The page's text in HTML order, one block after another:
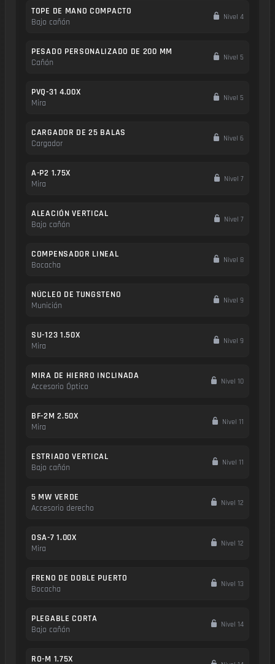
TOPE DE MANO COMPACTO
Bajo cañón
Nivel 4
PESADO PERSONALIZADO DE 200 MM
Cañón
Nivel 5
PVQ-31 4.00X
Mira
Nivel 5
CARGADOR DE 25 BALAS
Cargador
Nivel 6
A-P2 1.75X
Mira
Nivel 7
ALEACIÓN VERTICAL
Bajo cañón
Nivel 7
COMPENSADOR LINEAL
Bocacha
Nivel 8
NÚCLEO DE TUNGSTENO
Munición
Nivel 9
SU-123 1.50X
Mira
Nivel 9
MIRA DE HIERRO INCLINADA
Accesorio Óptico
Nivel 10
BF-2M 2.50X
Mira
Nivel 11
ESTRIADO VERTICAL
Bajo cañón
Nivel 11
5 MW VERDE
Accesorio derecho
Nivel 12
OSA-7 1.00X
Mira
Nivel 12
FRENO DE DOBLE PUERTO
Bocacha
Nivel 13
PLEGABLE CORTA
Bajo cañón
Nivel 14
RO-M 1.75X